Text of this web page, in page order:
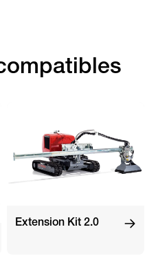
Extension Kit 2.0